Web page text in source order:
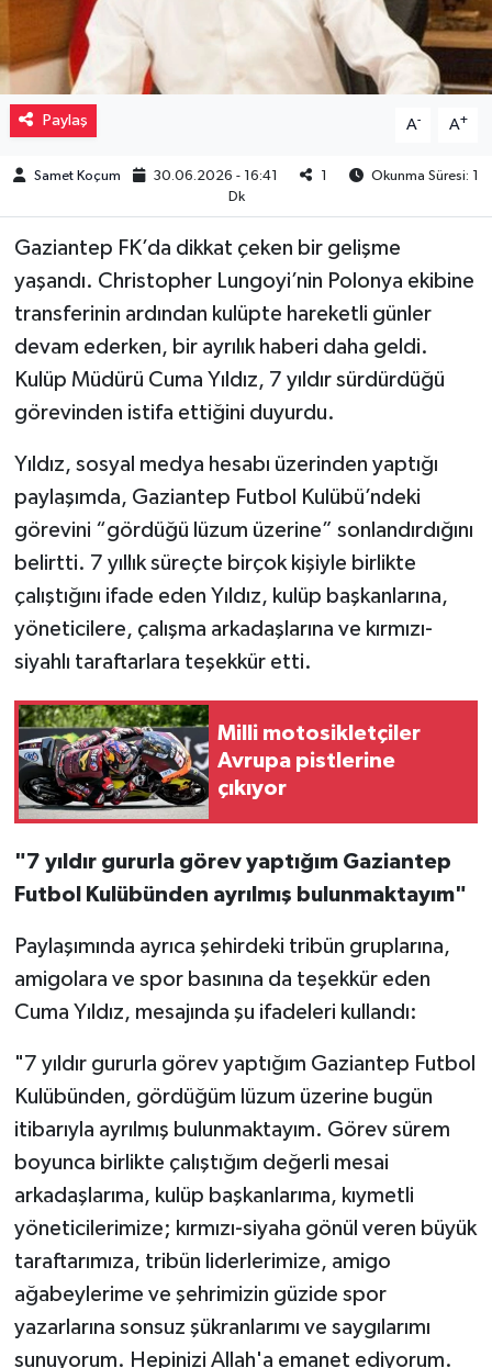
Paylaş A- A+
Samet Koçum 30.06.2026 - 16:41 1
Okunma Süresi: 1
Dk
Gaziantep FK’da dikkat çeken bir gelişme
yaşandı. Christopher Lungoyi’nin Polonya ekibine
transferinin ardından kulüpte hareketli günler
devam ederken, bir ayrılık haberi daha geldi.
Kulüp Müdürü Cuma Yıldız, 7 yıldır sürdürdüğü
görevinden istifa ettiğini duyurdu.
Yıldız, sosyal medya hesabı üzerinden yaptığı
paylaşımda, Gaziantep Futbol Kulübü’ndeki
görevini “gördüğü lüzum üzerine” sonlandırdığını
belirtti. 7 yıllık süreçte birçok kişiyle birlikte
çalıştığını ifade eden Yıldız, kulüp başkanlarına,
yöneticilere, çalışma arkadaşlarına ve kırmızı-
siyahlı taraftarlara teşekkür etti.
Milli motosikletçiler
Avrupa pistlerine
çıkıyor
"7 yıldır gururla görev yaptığım Gaziantep
Futbol Kulübünden ayrılmış bulunmaktayım"
Paylaşımında ayrıca şehirdeki tribün gruplarına,
amigolara ve spor basınına da teşekkür eden
Cuma Yıldız, mesajında şu ifadeleri kullandı:
"7 yıldır gururla görev yaptığım Gaziantep Futbol
Kulübünden, gördüğüm lüzum üzerine bugün
itibarıyla ayrılmış bulunmaktayım. Görev sürem
boyunca birlikte çalıştığım değerli mesai
arkadaşlarıma, kulüp başkanlarıma, kıymetli
yöneticilerimize; kırmızı-siyaha gönül veren büyük
taraftarımıza, tribün liderlerimize, amigo
ağabeylerime ve şehrimizin güzide spor
yazarlarına sonsuz şükranlarımı ve saygılarımı
sunuyorum. Hepinizi Allah'a emanet ediyorum.
Resmi İlanlar
Sağlık
Teknoloji
Türkiye
Yaşam
Yeme-İçme
Yemek